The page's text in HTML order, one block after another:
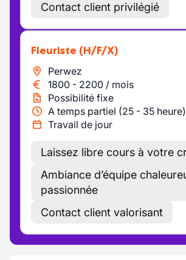
Contact client privilégié
Fleuriste (H/F/X)
Perwez
1800 - 2200 / mois
Possibilité fixe
A temps partiel (25 - 35 heure)
Travail de jour
Laissez libre cours à votre
Ambiance d’équipe
passionnée
Contact client valorisant